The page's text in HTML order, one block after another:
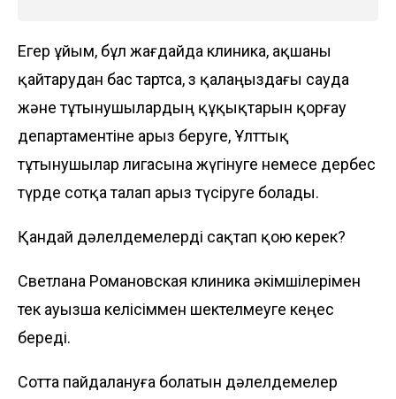
Егер ұйым, бұл жағдайда клиника, ақшаны
қайтарудан бас тартса, өз қалаңыздағы сауда
және тұтынушылардың құқықтарын қорғау
департаментіне арыз беруге, Ұлттық
тұтынушылар лигасына жүгінуге немесе дербес
түрде сотқа талап арыз түсіруге болады.
Қандай дәлелдемелерді сақтап қою керек?
Светлана Романовская клиника әкімшілерімен
тек ауызша келісіммен шектелмеуге кеңес
береді.
Сотта пайдалануға болатын дәлелдемелер